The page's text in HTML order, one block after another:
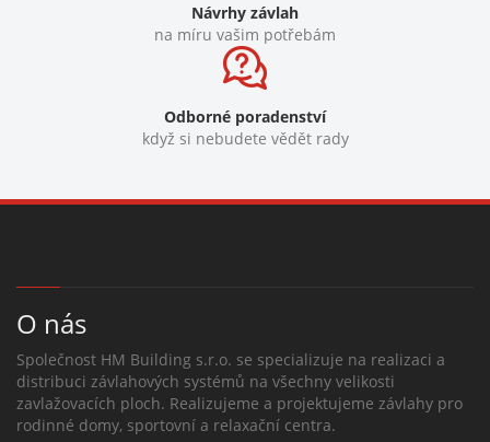
Návrhy závlah
na míru vašim potřebám
Odborné poradenství
když si nebudete vědět rady
O nás
Společnost HM Building s.r.o. se specializuje na realizaci a
distribuci závlahových systémů na všechny velikosti
zavlažovacích ploch. Realizujeme a projektujeme závlahy pro
rodinné domy, sportovní a relaxační centra.